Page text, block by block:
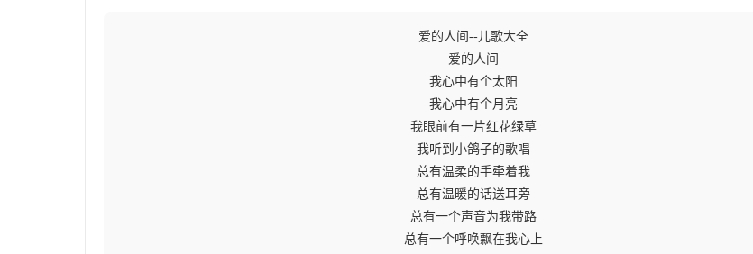
爱的人间--儿歌大全
爱的人间
我心中有个太阳
我心中有个月亮
我眼前有一片红花绿草
我听到小鸽子的歌唱
总有温柔的手牵着我
总有温暖的话送耳旁
总有一个声音为我带路
总有一个呼唤飘在我心上